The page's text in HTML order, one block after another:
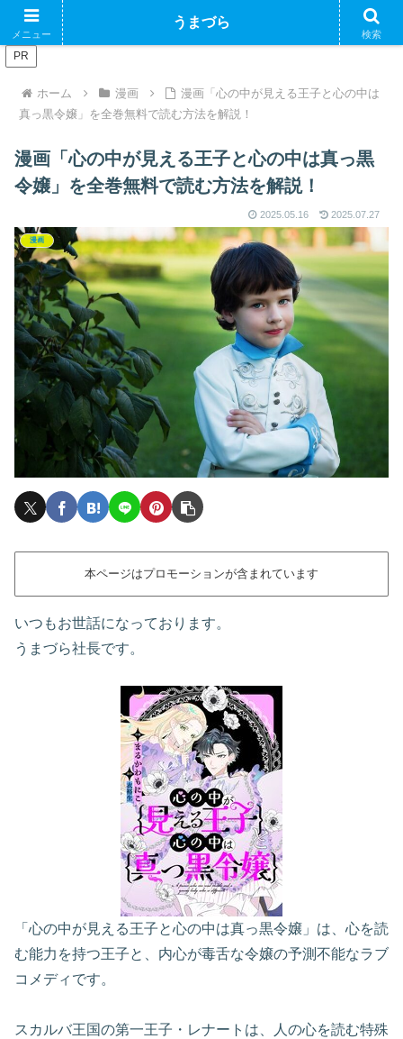
ブログで収益化できるかやってみるブログ
PR
ホーム 漫画
漫画「心の中が見える王子と心の中は
真っ黒令嬢」を全巻無料で読む方法を解説！
漫画「心の中が見える王子と心の中は真っ黒
令嬢」を全巻無料で読む方法を解説！
2025.05.16 2025.07.27
漫画
本ページはプロモーションが含まれています
いつもお世話になっております。
うまづら社長です。
「心の中が見える王子と心の中は真っ黒令嬢」は、心を読
む能力を持つ王子と、内心が毒舌な令嬢の予測不能なラブ
コメディです。
スカルバ王国の第一王子・レナートは、人の心を読む特殊
メニュー
うまづら
検索